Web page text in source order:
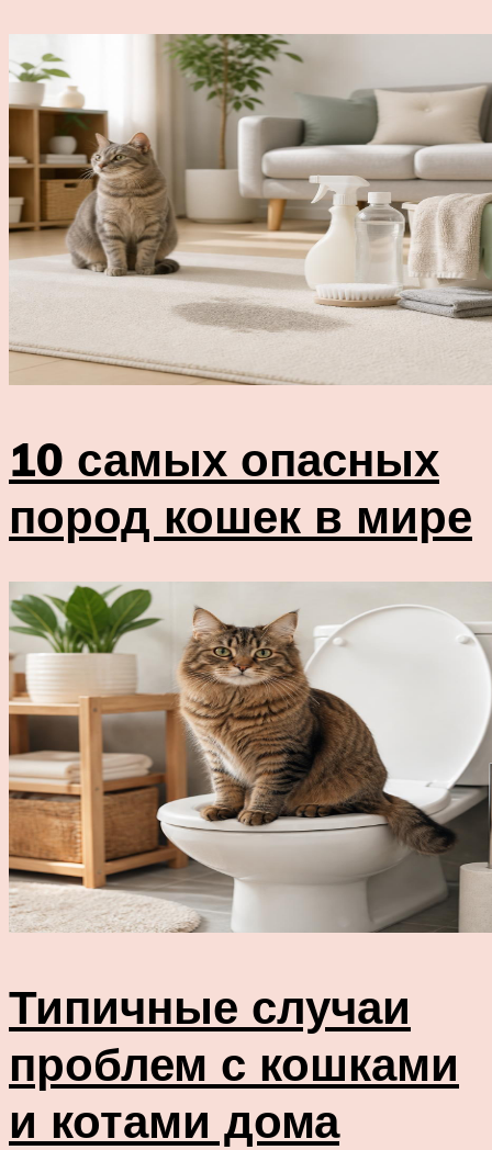
10 самых опасных
пород кошек в мире
Типичные случаи
проблем с кошками
и котами дома